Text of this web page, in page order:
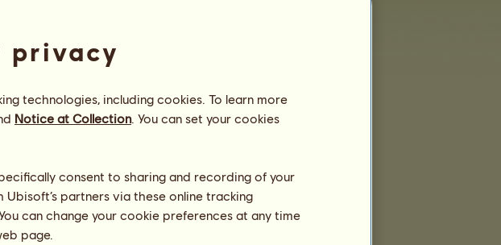
privacy
technologies, including cookies. To learn more
Notice at Collection. You can set your cookies
consent to sharing and recording of your
partners via these online tracking
can change your cookie preferences at any time
page.